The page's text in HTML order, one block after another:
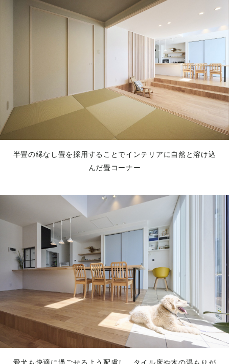
半畳の縁なし畳を採用することでインテリアに自然と溶け込
んだ畳コーナー